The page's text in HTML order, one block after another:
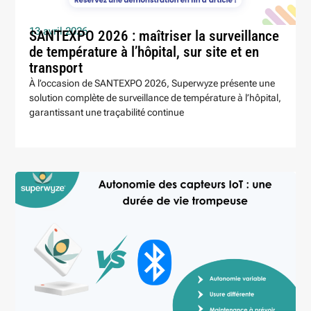
13 avril 2026
SANTEXPO 2026 : maîtriser la surveillance
de température à l’hôpital, sur site et en
transport
À l’occasion de SANTEXPO 2026, Superwyze présente une
solution complète de surveillance de température à l’hôpital,
garantissant une traçabilité continue